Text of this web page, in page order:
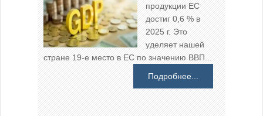
продукции ЕС
достиг 0,6 % в
2025 г. Это
уделяет нашей
стране 19-е место в ЕС по значению ВВП...
Подробнее...